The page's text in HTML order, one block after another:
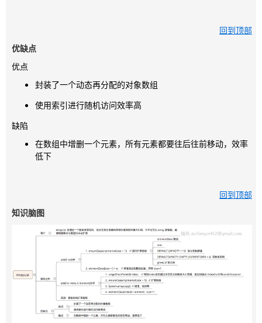
回到顶部
优缺点
优点
封装了一个动态再分配的对象数组
使用索引进行随机访问效率高
缺陷
在数组中增删一个元素，所有元素都要往后往前移动，效率
低下
回到顶部
知识脑图